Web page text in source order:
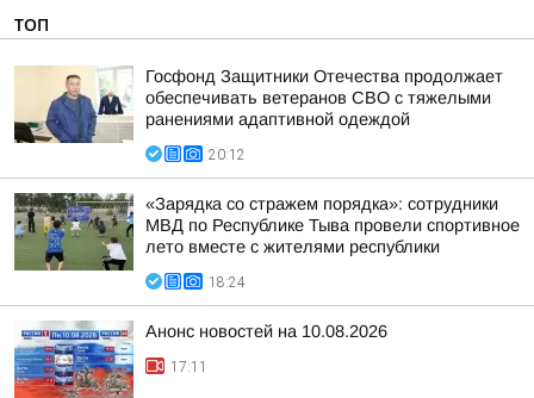
ТОП
Госфонд Защитники Отечества продолжает
обеспечивать ветеранов СВО с тяжелыми
ранениями адаптивной одеждой
20:12
«Зарядка со стражем порядка»: сотрудники
МВД по Республике Тыва провели спортивное
лето вместе с жителями республики
18:24
Анонс новостей на 10.08.2026
17:11